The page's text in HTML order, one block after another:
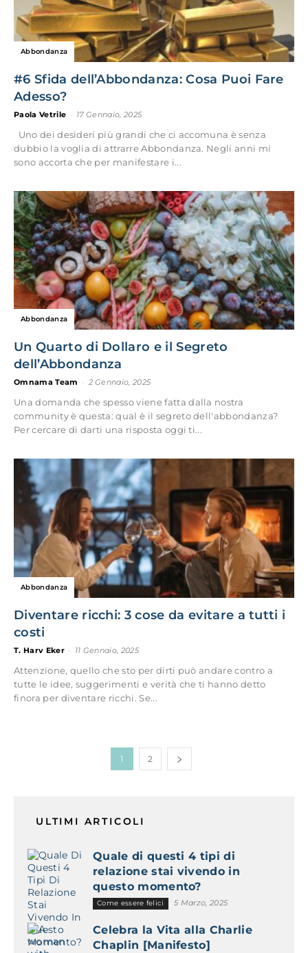
Abbondanza
#6 Sfida dell’Abbondanza: Cosa Puoi Fare
Adesso?
Paola Vetrile 17 Gennaio, 2025
Uno dei desideri più grandi che ci accomuna è senza
dubbio la voglia di attrarre Abbondanza. Negli anni mi
sono accorta che per manifestare i...
Abbondanza
Un Quarto di Dollaro e il Segreto
dell’Abbondanza
Omnama Team 2 Gennaio, 2025
Una domanda che spesso viene fatta dalla nostra
community è questa: qual è il segreto dell'abbondanza?
Per cercare di darti una risposta oggi ti...
Abbondanza
Diventare ricchi: 3 cose da evitare a tutti i
costi
T. Harv Eker 11 Gennaio, 2025
Attenzione, quello che sto per dirti può andare contro a
tutte le idee, suggerimenti e verità che ti hanno detto
finora per diventare ricchi. Se...
1 2
ULTIMI ARTICOLI
Quale di questi 4 tipi di
relazione stai vivendo in
questo momento?
Come essere felici 5 Marzo, 2025
Celebra la Vita alla Charlie
Chaplin [Manifesto]